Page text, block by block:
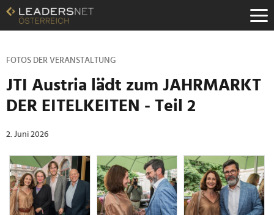
Zum
Inhalt
Zur
Navigation
Hauptnavigation
FOTOS DER VERANSTALTUNG
JTI Austria lädt zum JAHRMARKT
DER EITELKEITEN - Teil 2
2. Juni 2026